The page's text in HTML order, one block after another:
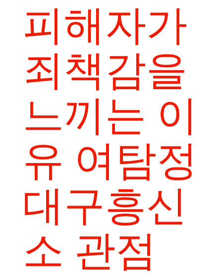
피해자가
죄책감을
느끼는 이
유 여탐정
대구흥신
소 관점